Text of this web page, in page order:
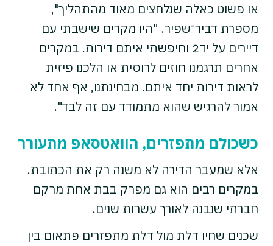
או פשוט כאלה שנלחצים מאוד מהתהליך",
מספרת דביר־שפיר. "היו מקרים שישבתי עם
דיירים על יד2 וחיפשתי איתם דירות. במקרים
אחרים תרגמנו חוזים לרוסית או הלכנו פיזית
לראות דירות יחד איתם. מבחינתנו, אף אחד לא
אמור להרגיש שהוא מתמודד עם זה לבד".
כשכולם מתפזרים, הוואטסאפ מתעורר
אלא שמעבר הדירה לא משנה רק את הכתובת.
במקרים רבים הוא גם מפרק בבת אחת מרקם
חברתי שנבנה לאורך עשרות שנים.
שכנים שחיו דלת מול דלת מתפזרים פתאום בין